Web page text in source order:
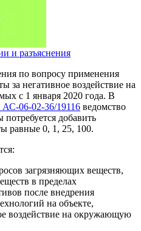
и разъяснения
по вопросу применения
за негативное воздействие на
с 1 января 2020 года. В
АС-06-02-36/19116 ведомство
потребуется добавить
равные 0, 1, 25, 100.
загрязняющих веществ,
в пределах
после внедрения
на объекте,
воздействие на окружающую